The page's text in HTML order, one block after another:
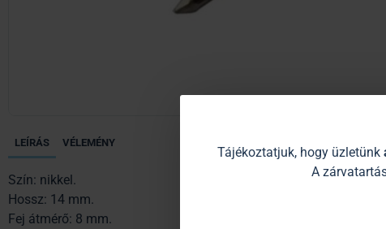
Tájékoztatjuk, hogy üzletünk
A
LEÍRÁS VÉLEMÉNY
Szín: nikkel.
Hossz: 14 mm.
Fej átmérő: 8 mm.